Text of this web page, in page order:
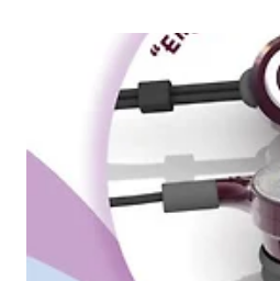
여름에 출시한 EX-207 이어폰에 아이폰/스
어 있는 EX-207i 모델을 출시했습니다. 아이
보면 이전의 제품 케이스에 비해 사이즈가 작
주의사항, 아이필유 소개가 되어 있습니다. 후